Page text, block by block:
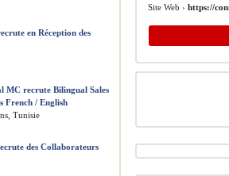
Site Web ›https://
en Réception des
MC recrute Bilingual Sales
French / English
Tunisie
des Collaborateurs